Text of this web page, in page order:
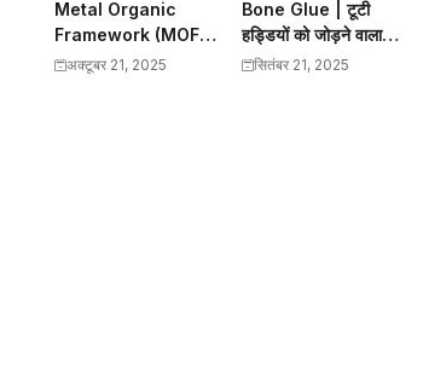
Metal Organic
Framework (MOF)
– 2025 Nobel Prize
अक्टूबर 21, 2025
Bone Glue | टूटी
हड्डियों को जोड़ने वाला
बोन ग्लू | Science
सितंबर 21, 2025